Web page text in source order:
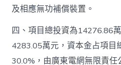
及相應無功補償裝置。
四、項目總投資為14276.86
4283.05萬元，資本金占項目
30.0%，由廣東電網無限責任